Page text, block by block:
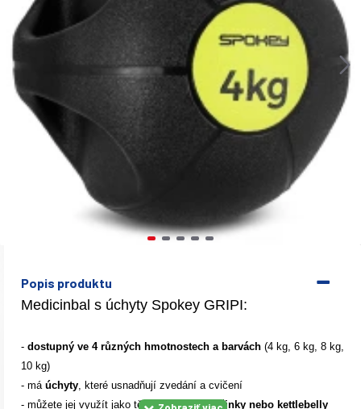
Popis produktu
Medicinbal s úchyty Spokey GRIPI:
- dostupný ve 4 různých hmotnostech a barvách (4 kg, 6 kg, 8 kg,
10 kg)
- má úchyty, které usnadňují zvedání a cvičení
- můžete jej využít jako těžšínáhradu za činky nebo kettlebelly